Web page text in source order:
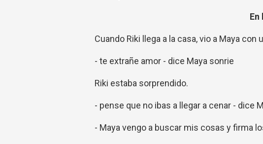
En
Cuando Riki llega a la casa, vio a Maya
- te extrañe amor - dice Maya sonrie
Riki estaba sorprendido.
- pense que no ibas a llegar a cenar - dice
- Maya vengo a buscar mis cosas y firma